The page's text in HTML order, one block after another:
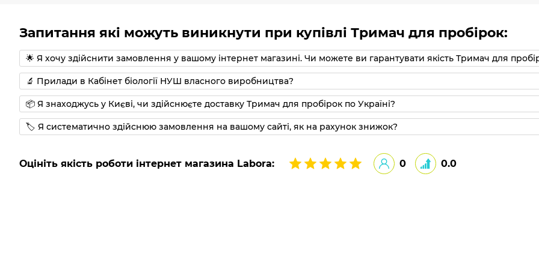
Запитання які можуть виникнути при купівлі Тримач для пробірок:
🌟 Я хочу здійснити замовлення у вашому інтернет магазині. Чи можете ви гарантувати якість Тримач для
🔬 Прилади в Кабінет біології НУШ власного виробництва?
📦 Я знаходжусь у Києві, чи здійснюєте доставку Тримач для пробірок по Україні?
🏷 Я систематично здійснюю замовлення на вашому сайті, як на рахунок знижок?
Оцініть якість роботи інтернет магазина Labora: 0 0.0